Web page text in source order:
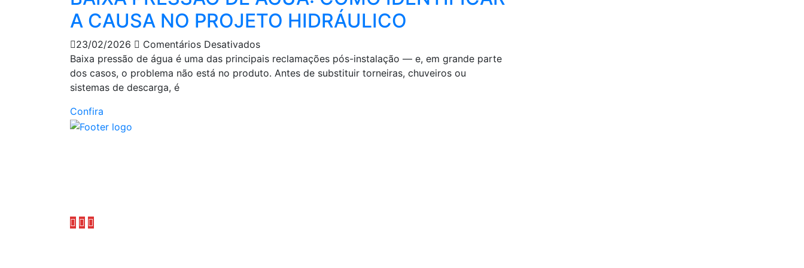
A CAUSA NO PROJETO HIDRÁULICO
23/02/2026
Comentários Desativados
Baixa pressão de água é uma das principais reclamações pós-instalação — e, em grande parte
dos casos, o problema não está no produto. Antes de substituir torneiras, chuveiros ou
sistemas de descarga, é
Confira